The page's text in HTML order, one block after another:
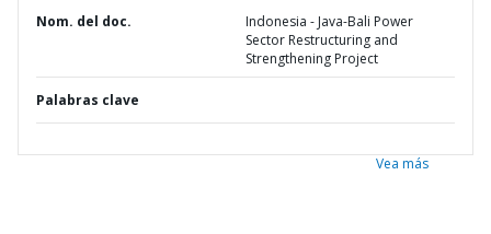
Nom. del doc.
Indonesia - Java-Bali Power
Sector Restructuring and
Strengthening Project
Palabras clave
Vea más